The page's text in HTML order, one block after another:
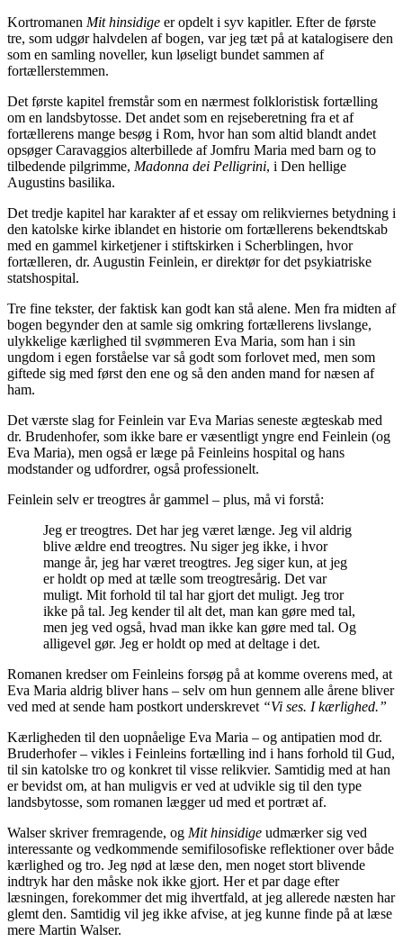
Kortromanen Mit hinsidige er opdelt i syv kapitler. Efter de første
tre, som udgør halvdelen af bogen, var jeg tæt på at katalogisere den
som en samling noveller, kun løseligt bundet sammen af
fortællerstemmen.
Det første kapitel fremstår som en nærmest folkloristisk fortælling
om en landsbytosse. Det andet som en rejseberetning fra et af
fortællerens mange besøg i Rom, hvor han som altid blandt andet
opsøger Caravaggios alterbillede af Jomfru Maria med barn og to
tilbedende pilgrimme, Madonna dei Pelligrini, i Den hellige
Augustins basilika.
Det tredje kapitel har karakter af et essay om relikviernes betydning i
den katolske kirke iblandet en historie om fortællerens bekendtskab
med en gammel kirketjener i stiftskirken i Scherblingen, hvor
fortælleren, dr. Augustin Feinlein, er direktør for det psykiatriske
statshospital.
Tre fine tekster, der faktisk kan godt kan stå alene. Men fra midten af
bogen begynder den at samle sig omkring fortællerens livslange,
ulykkelige kærlighed til svømmeren Eva Maria, som han i sin
ungdom i egen forståelse var så godt som forlovet med, men som
giftede sig med først den ene og så den anden mand for næsen af
ham.
Det værste slag for Feinlein var Eva Marias seneste ægteskab med
dr. Brudenhofer, som ikke bare er væsentligt yngre end Feinlein (og
Eva Maria), men også er læge på Feinleins hospital og hans
modstander og udfordrer, også professionelt.
Feinlein selv er treogtres år gammel – plus, må vi forstå:
Jeg er treogtres. Det har jeg været længe. Jeg vil aldrig
blive ældre end treogtres. Nu siger jeg ikke, i hvor
mange år, jeg har været treogtres. Jeg siger kun, at jeg
er holdt op med at tælle som treogtresårig. Det var
muligt. Mit forhold til tal har gjort det muligt. Jeg tror
ikke på tal. Jeg kender til alt det, man kan gøre med tal,
men jeg ved også, hvad man ikke kan gøre med tal. Og
alligevel gør. Jeg er holdt op med at deltage i det.
Romanen kredser om Feinleins forsøg på at komme overens med, at
Eva Maria aldrig bliver hans – selv om hun gennem alle årene bliver
ved med at sende ham postkort underskrevet “Vi ses. I kærlighed.”
Kærligheden til den uopnåelige Eva Maria – og antipatien mod dr.
Bruderhofer – vikles i Feinleins fortælling ind i hans forhold til Gud,
til sin katolske tro og konkret til visse relikvier. Samtidig med at han
er bevidst om, at han muligvis er ved at udvikle sig til den type
landsbytosse, som romanen lægger ud med et portræt af.
Walser skriver fremragende, og Mit hinsidige udmærker sig ved
interessante og vedkommende semifilosofiske reflektioner over både
kærlighed og tro. Jeg nød at læse den, men noget stort blivende
indtryk har den måske nok ikke gjort. Her et par dage efter
læsningen, forekommer det mig ihvertfald, at jeg allerede næsten har
glemt den. Samtidig vil jeg ikke afvise, at jeg kunne finde på at læse
mere Martin Walser.